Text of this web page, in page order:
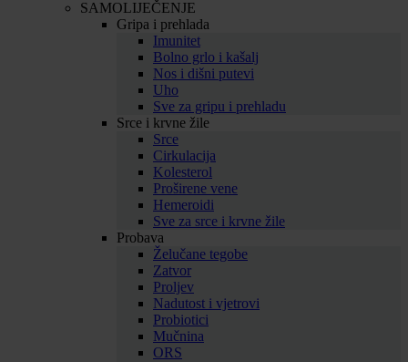
SAMOLIJEČENJE
Gripa i prehlada
Imunitet
Bolno grlo i kašalj
Nos i dišni putevi
Uho
Sve za gripu i prehladu
Srce i krvne žile
Srce
Cirkulacija
Kolesterol
Proširene vene
Hemeroidi
Sve za srce i krvne žile
Probava
Želučane tegobe
Zatvor
Proljev
Nadutost i vjetrovi
Probiotici
Mučnina
ORS